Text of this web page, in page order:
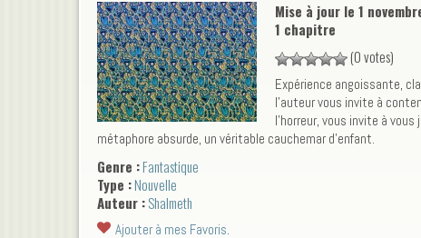
Mise à jour le 1
1 chapitre
(0 votes)
Expérience angoissante,
l'auteur vous invite à
l'horreur, vous invite à
métaphore absurde, un véritable cauchemar d'enfant.
Genre :Fantastique
Type :Nouvelle
Auteur :Shalmeth
Ajouter à mes Favoris